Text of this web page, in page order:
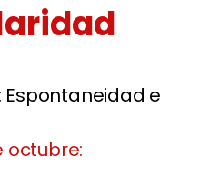
Espontaneidad e
octubre: